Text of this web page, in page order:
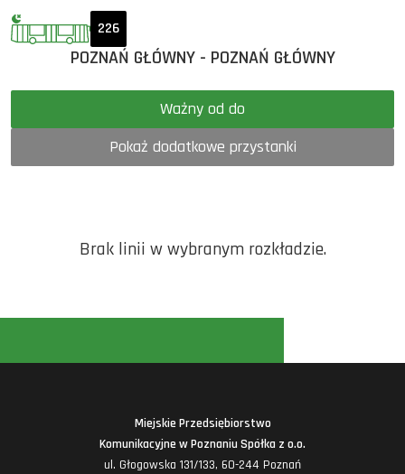
226
POZNAŃ GŁÓWNY - POZNAŃ GŁÓWNY
Ważny od do
Pokaż dodatkowe przystanki
Brak linii w wybranym rozkładzie.
Miejskie Przedsiębiorstwo
Komunikacyjne w Poznaniu Spółka z o.o.
ul. Głogowska 131/133, 60-244 Poznań